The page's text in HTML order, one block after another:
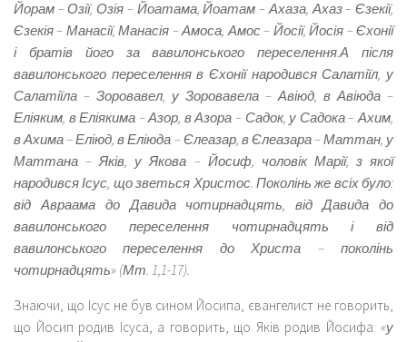
Йорам – Озії, Озія – Йоатама, Йоатам – Ахаза, Ахаз – Єзекії,
Єзекія – Манасії, Манасія – Амоса, Амос – Йосії, Йосія – Єхонії
і братів його за вавилонсько­го переселення.А після
вавилонського переселення в Єхонії народився Салатіїл, у
Салатіїла – Зоровавел, у Зоровавела – Авіюд, в Авіюда –
Еліяким, в Еліякима – Азор, в Азора – Садок, у Садока – Ахим,
в Ахима – Еліюд, в Еліюда – Єлеазар, в Єлеазара – Маттан, у
Маттана – Яків, у Якова – Йосиф, чоловік Марії, з якої
народився Ісус, що зветься Христос. Поколінь же всіх було:
від Авраама до Давида чотирнадцять, від Давида до
вавилонського переселення чотирнадцять і від
вавилонського переселення до Христа – поколінь
чотирнадцять» (Мт. 1,1-17).
Знаючи, що Ісус не був сином Йосипа, євангелист не говорить,
що Йосип родив Ісуса, а говорить, що Яків родив Йосифа: «у